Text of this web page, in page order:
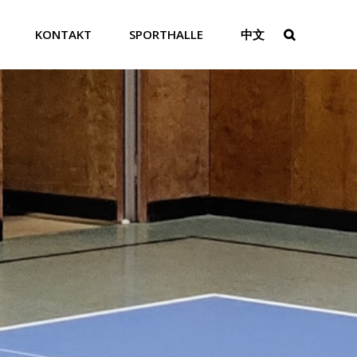
KONTAKT SPORTHALLE 中文